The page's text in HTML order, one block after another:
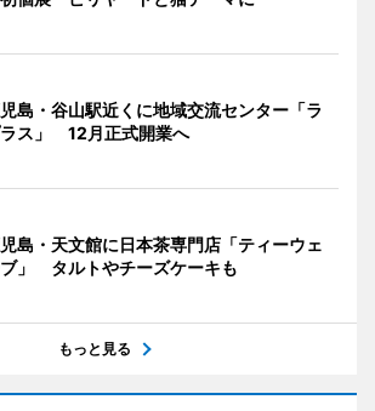
島・谷山駅近くに地域交流センター「ラ
ス」 12月正式開業へ
島・天文館に日本茶専門店「ティーウェ
」 タルトやチーズケーキも
もっと見る